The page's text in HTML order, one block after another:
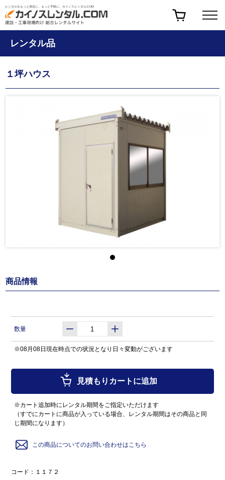
レンタルをもっと身近に、もっと手軽に、カイノスレンタル.COM
レンタル品
１坪ハウス
商品情報
数量
※08月08日現在時点での状況となり日々変動がございます
見積もりカートに追加
※カート追加時にレンタル期間をご指定いただけます
（すでにカートに商品が入っている場合、レンタル期間はその商品と同
じ期間になります）
この商品についてのお問い合わせはこちら
コード：１１７２